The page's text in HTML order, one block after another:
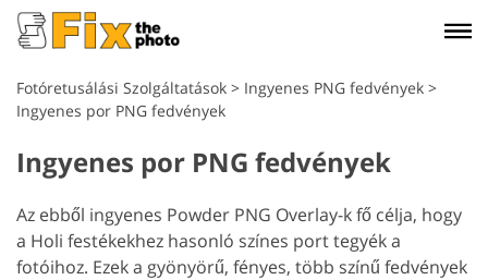
Fotóretusálási Szolgáltatások > Ingyenes PNG fedvények >
Ingyenes por PNG fedvények
Ingyenes por PNG fedvények
Az ebből ingyenes Powder PNG Overlay-k fő célja, hogy
a Holi festékekhez hasonló színes port tegyék a
fotóihoz. Ezek a gyönyörű, fényes, több színű fedvények